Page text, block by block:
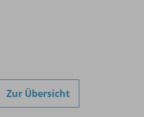
Zur Übersicht